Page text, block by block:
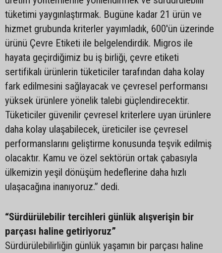
tüketimi yaygınlaştırmak. Bugüne kadar 21 ürün ve
hizmet grubunda kriterler yayımladık, 600'ün üzerinde
ürünü Çevre Etiketi ile belgelendirdik. Migros ile
hayata geçirdiğimiz bu iş birliği, çevre etiketi
sertifikalı ürünlerin tüketiciler tarafından daha kolay
fark edilmesini sağlayacak ve çevresel performansı
yüksek ürünlere yönelik talebi güçlendirecektir.
Tüketiciler güvenilir çevresel kriterlere uyan ürünlere
daha kolay ulaşabilecek, üreticiler ise çevresel
performanslarını geliştirme konusunda teşvik edilmiş
olacaktır. Kamu ve özel sektörün ortak çabasıyla
ülkemizin yeşil dönüşüm hedeflerine daha hızlı
ulaşacağına inanıyoruz.” dedi.
“Sürdürülebilir tercihleri günlük alışverişin bir
parçası haline getiriyoruz”
Sürdürülebilirliğin günlük yaşamın bir parçası haline